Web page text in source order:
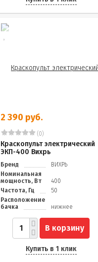
2 390 руб.
(0)
Краскопульт электрический
ЭКП-400 Вихрь
Бренд
ВИХРЬ
Номинальная
мощность, Вт
400
Частота, Гц
50
Расположение
бачка
нижнее
В корзину
Купить в 1 клик